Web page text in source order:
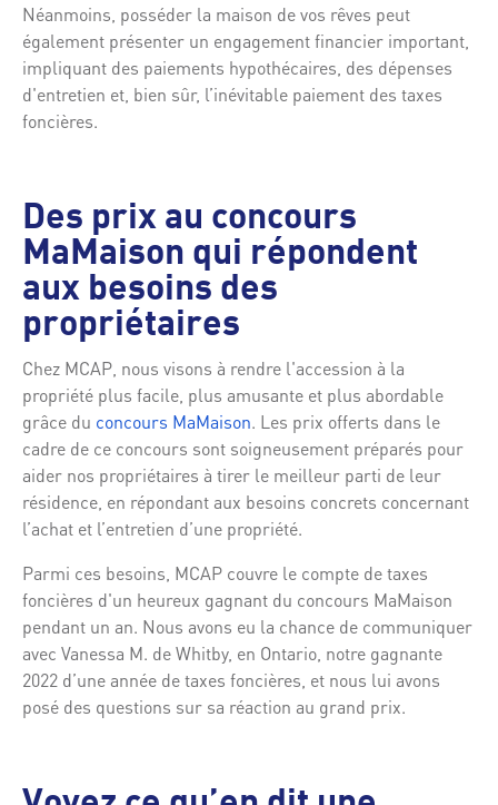
Néanmoins, posséder la maison de vos rêves peut
également présenter un engagement financier important,
impliquant des paiements hypothécaires, des dépenses
d'entretien et, bien sûr, l’inévitable paiement des taxes
foncières.
Des prix au concours
MaMaison qui répondent
aux besoins des
propriétaires
Chez MCAP, nous visons à rendre l'accession à la
propriété plus facile, plus amusante et plus abordable
grâce du concours MaMaison. Les prix offerts dans le
cadre de ce concours sont soigneusement préparés pour
aider nos propriétaires à tirer le meilleur parti de leur
résidence, en répondant aux besoins concrets concernant
l’achat et l’entretien d’une propriété.
Parmi ces besoins, MCAP couvre le compte de taxes
foncières d'un heureux gagnant du concours MaMaison
pendant un an. Nous avons eu la chance de communiquer
avec Vanessa M. de Whitby, en Ontario, notre gagnante
2022 d’une année de taxes foncières, et nous lui avons
posé des questions sur sa réaction au grand prix.